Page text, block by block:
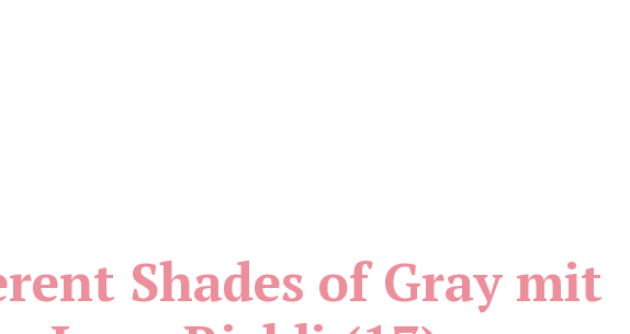
Shades of Gray mit